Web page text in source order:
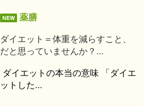
薬膳
ダイエット＝体重を減らすこと、
だと思っていませんか？...
ダイエットの本当の意味 「ダイエ
ットした...